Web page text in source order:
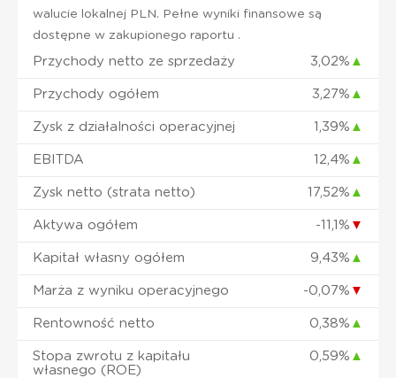
walucie lokalnej PLN. Pełne wyniki finansowe są
dostępne w zakupionego raportu .
Przychody netto ze sprzedaży 3,02% ▲
Przychody ogółem 3,27% ▲
Zysk z działalności operacyjnej 1,39% ▲
EBITDA 12,4% ▲
Zysk netto (strata netto) 17,52% ▲
Aktywa ogółem -11,1% ▼
Kapitał własny ogółem 9,43% ▲
Marża z wyniku operacyjnego -0,07% ▼
Rentowność netto 0,38% ▲
Stopa zwrotu z kapitału
własnego (ROE)
0,59% ▲